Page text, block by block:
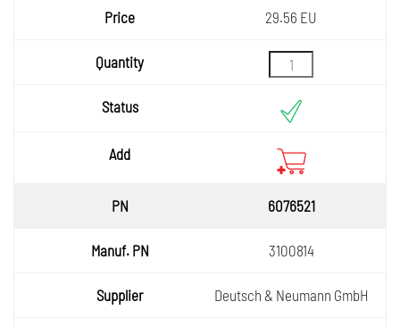
29.56 EU
6076521
3100814
Deutsch & Neumann GmbH